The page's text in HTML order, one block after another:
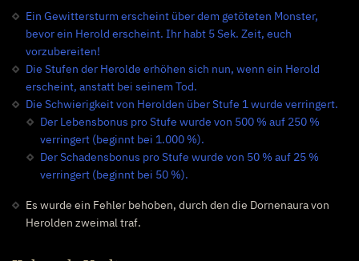
Ein Gewittersturm erscheint über dem getöteten Monster,
bevor ein Herold erscheint. Ihr habt 5 Sek. Zeit, euch
vorzubereiten!
Die Stufen der Herolde erhöhen sich nun, wenn ein Herold
erscheint, anstatt bei seinem Tod.
Die Schwierigkeit von Herolden über Stufe 1 wurde verringert.
Der Lebensbonus pro Stufe wurde von 500 % auf 250 %
verringert (beginnt bei 1.000 %).
Der Schadensbonus pro Stufe wurde von 50 % auf 25 %
verringert (beginnt bei 50 %).
Es wurde ein Fehler behoben, durch den die Dornenaura von
Herolden zweimal traf.